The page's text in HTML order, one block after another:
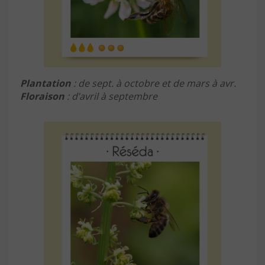
Plantation : de sept. à octobre et de mars à avr.
Floraison : d’avril à septembre